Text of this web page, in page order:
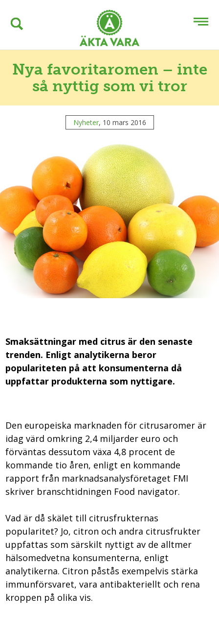
Nya favoritaromen – inte
så nyttig som vi tror
Nyheter, 10 mars 2016
Smaksättningar med citrus är den senaste
trenden. Enligt analytikerna beror
populariteten på att konsumenterna då
uppfattar produkterna som nyttigare.
Den europeiska marknaden för citrusaromer är
idag värd omkring 2,4 miljarder euro och
förväntas dessutom växa 4,8 procent de
kommande tio åren, enligt en kommande
rapport från marknadsanalysföretaget FMI
skriver branschtidningen Food navigator.
Vad är då skälet till citrusfrukternas
popularitet? Jo, citron och andra citrusfrukter
uppfattas som särskilt nyttigt av de alltmer
hälsomedvetna konsumenterna, enligt
analytikerna. Citron påstås exempelvis stärka
immunförsvaret, vara antibakteriellt och rena
kroppen på olika vis.